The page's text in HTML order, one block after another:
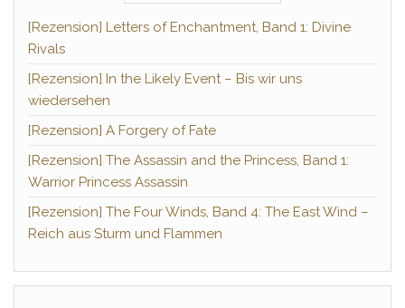
[Rezension] Letters of Enchantment, Band 1: Divine
Rivals
[Rezension] In the Likely Event – Bis wir uns
wiedersehen
[Rezension] A Forgery of Fate
[Rezension] The Assassin and the Princess, Band 1:
Warrior Princess Assassin
[Rezension] The Four Winds, Band 4: The East Wind –
Reich aus Sturm und Flammen